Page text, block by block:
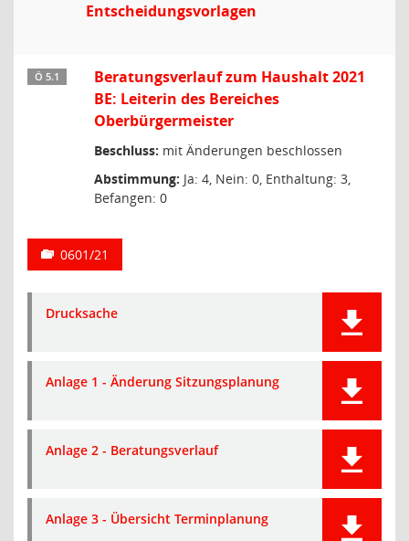
Entscheidungsvorlagen
Ö 5.1
Beratungsverlauf zum Haushalt 2021
BE: Leiterin des Bereiches
Oberbürgermeister
Beschluss: mit Änderungen beschlossen
Abstimmung: Ja: 4, Nein: 0, Enthaltung: 3,
Befangen: 0
0601/21
Drucksache
Anlage 1 - Änderung Sitzungsplanung
Anlage 2 - Beratungsverlauf
Anlage 3 - Übersicht Terminplanung